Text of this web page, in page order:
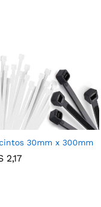
30mm x 300mm
2,17
2,17